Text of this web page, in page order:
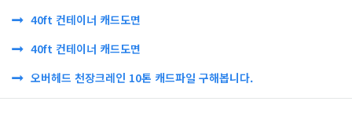
40ft 컨테이너 캐드도면
40ft 컨테이너 캐드도면
오버헤드 천장크레인 10톤 캐드파일 구해봅니다.